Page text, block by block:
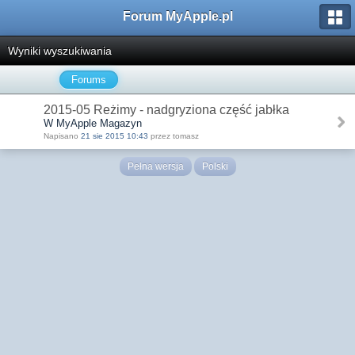
Forum MyApple.pl
Wyniki wyszukiwania
Forums
2015-05 Reżimy - nadgryziona część jabłka
W MyApple Magazyn
Napisano 21 sie 2015 10:43 przez tomasz
Pełna wersja Polski